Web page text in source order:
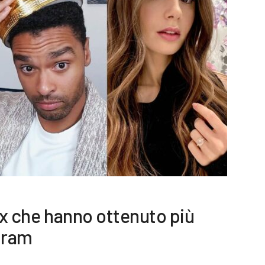
che hanno ottenuto più